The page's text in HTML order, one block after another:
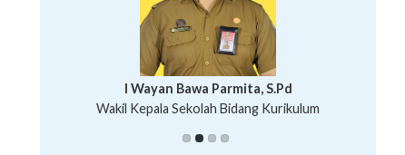
Putu Suhartana, S.Pd.
I Wayan Bawa Parmita, S.Pd
Wakil Kepala Sekolah Bidang Kurikulum
I Wayan Gede Aditya Pratita, S.Pd., M.Sn
Ni Wayan Nopi Sutantri, S.Pd.